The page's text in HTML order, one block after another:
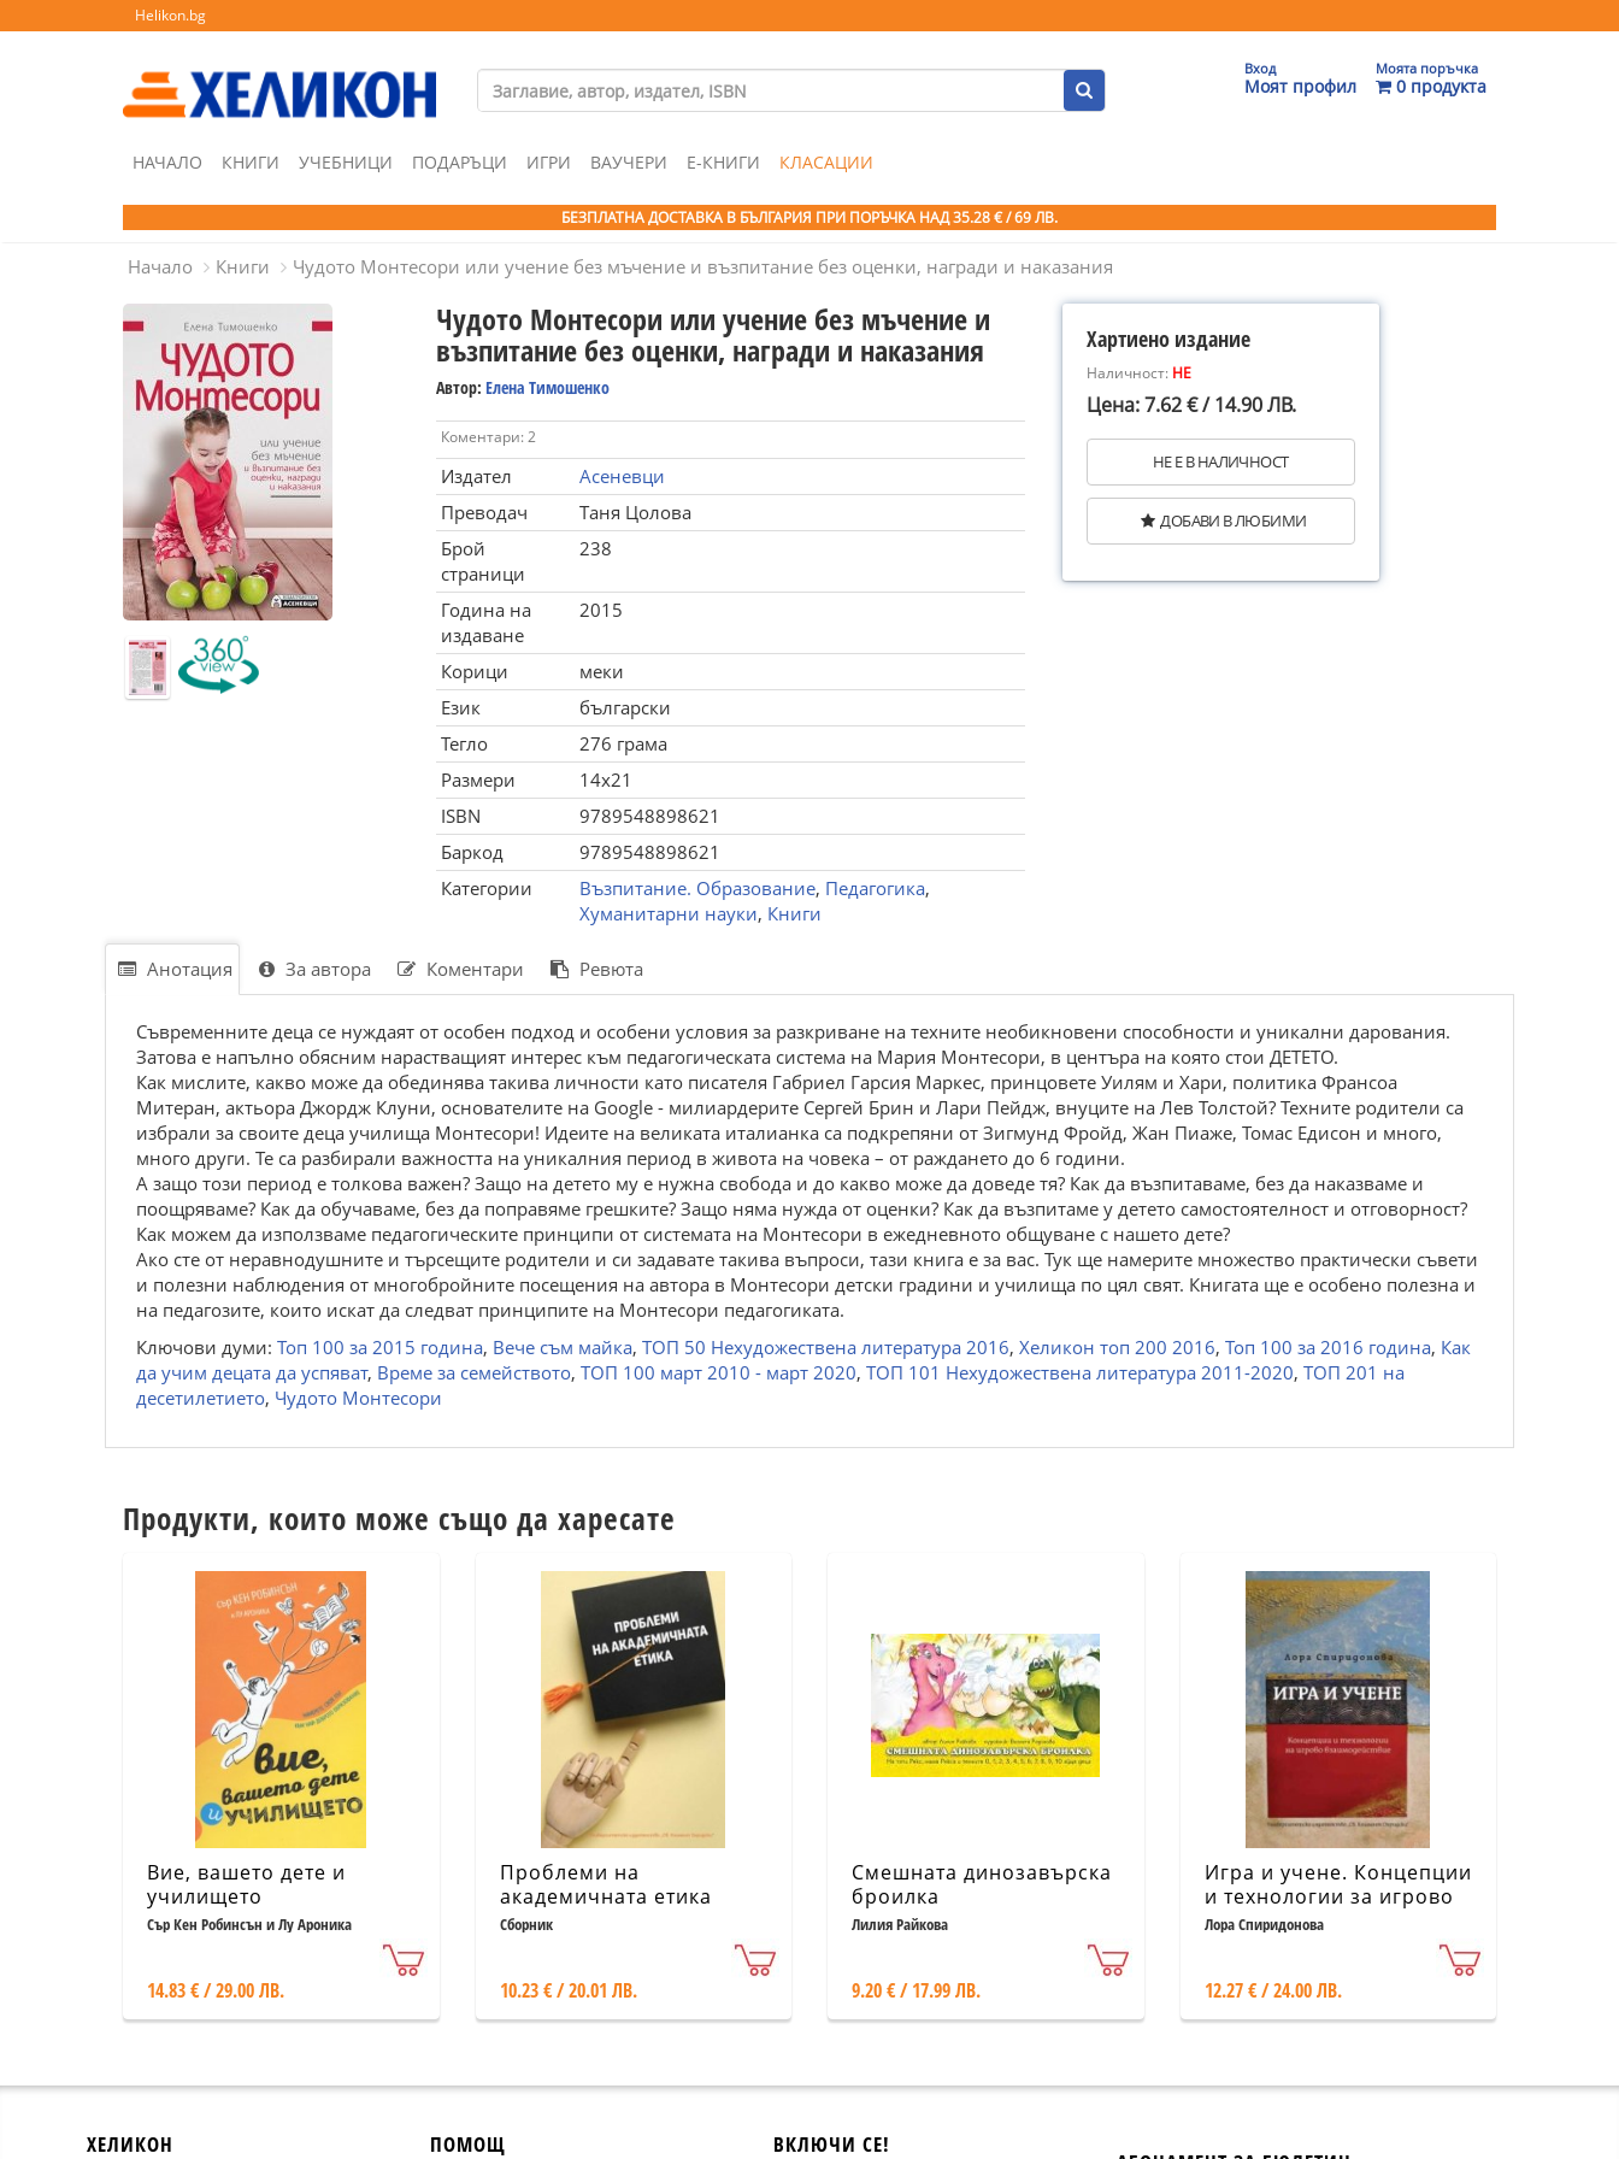
Helikon.bg
Вход
Моят профил
Моята поръчка
0 продукта
НАЧАЛО КНИГИ УЧЕБНИЦИ ПОДАРЪЦИ ИГРИ ВАУЧЕРИ Е-КНИГИ КЛАСАЦИИ
БЕЗПЛАТНА ДОСТАВКА В БЪЛГАРИЯ ПРИ ПОРЪЧКА НАД 35.28 € / 69 ЛВ.
Начало Книги Чудото Монтесори или учение без мъчение и възпитание без оценки, награди и наказания
Чудото Монтесори или учение без мъчение и
възпитание без оценки, награди и наказания
Автор: Елена Тимошенко
Коментари: 2
Издател
Асеневци
Преводач
Таня Цолова
Брой
страници
238
Година на
издаване
2015
Корици
меки
Език
български
Тегло
276 грама
Размери
14x21
ISBN
9789548898621
Баркод
9789548898621
Категории
Възпитание. Образование, Педагогика,
Хуманитарни науки, Книги
Хартиено издание
Наличност: НЕ
Цена: 7.62 € / 14.90 ЛВ.
НЕ Е В НАЛИЧНОСТ
ДОБАВИ В ЛЮБИМИ
Анотация За автора Коментари Ревюта
Съвременните деца се нуждаят от особен подход и особени условия за разкриване на техните необикновени способности и уникални дарования.
Затова е напълно обясним нарастващият интерес към педагогическата система на Мария Монтесори, в центъра на която стои ДЕТЕТО.
Как мислите, какво може да обединява такива личности като писателя Габриел Гарсия Маркес, принцовете Уилям и Хари, политика Франсоа
Митеран, актьора Джордж Клуни, основателите на Google - милиардерите Сергей Брин и Лари Пейдж, внуците на Лев Толстой? Техните родители са
избрали за своите деца училища Монтесори! Идеите на великата италианка са подкрепяни от Зигмунд Фройд, Жан Пиаже, Томас Едисон и много,
много други. Те са разбирали важността на уникалния период в живота на човека – от раждането до 6 години.
А защо този период е толкова важен? Защо на детето му е нужна свобода и до какво може да доведе тя? Как да възпитаваме, без да наказваме и
поощряваме? Как да обучаваме, без да поправяме грешките? Защо няма нужда от оценки? Как да възпитаме у детето самостоятелност и отговорност?
Как можем да използваме педагогическите принципи от системата на Монтесори в ежедневното общуване с нашето дете?
Ако сте от неравнодушните и търсещите родители и си задавате такива въпроси, тази книга е за вас. Тук ще намерите множество практически съвети
и полезни наблюдения от многобройните посещения на автора в Монтесори детски градини и училища по цял свят. Книгата ще е особено полезна и
на педагозите, които искат да следват принципите на Монтесори педагогиката.
Ключови думи: Топ 100 за 2015 година, Вече съм майка, ТОП 50 Нехудожествена литература 2016, Хеликон топ 200 2016, Топ 100 за 2016 година, Как
да учим децата да успяват, Време за семейството, ТОП 100 март 2010 - март 2020, ТОП 101 Нехудожествена литература 2011-2020, ТОП 201 на
десетилетието, Чудото Монтесори
Продукти, които може също да харесате
Вие, вашето дете и
училището
Сър Кен Робинсън и Лу Ароника
14.83 € / 29.00 ЛВ.
Проблеми на
академичната етика
Сборник
10.23 € / 20.01 ЛВ.
Смешната динозавърска
броилка
Лилия Райкова
9.20 € / 17.99 ЛВ.
Игра и учене. Концепции
и технологии за игрово
взаимодействие
Лора Спиридонова
12.27 € / 24.00 ЛВ.
ХЕЛИКОН ПОМОЩ ВКЛЮЧИ СЕ!